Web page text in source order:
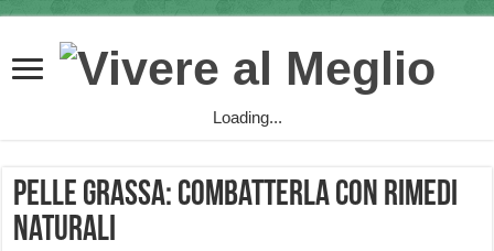
Loading...
Pelle grassa: combatterla con rimedi
naturali